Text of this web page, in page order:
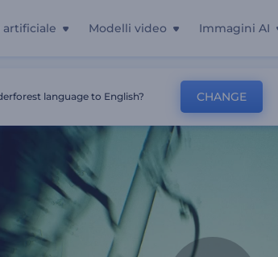
Modelli video Immagini AI
language to English? CHANGE